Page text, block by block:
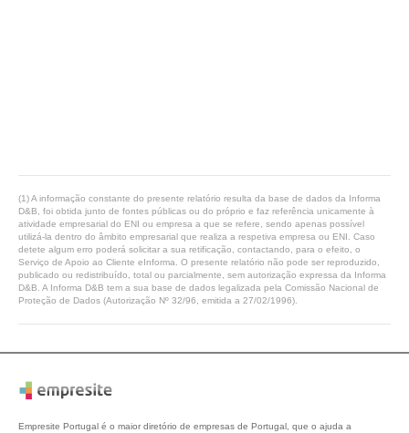
(1) A informação constante do presente relatório resulta da base de dados da Informa
D&B, foi obtida junto de fontes públicas ou do próprio e faz referência unicamente à
atividade empresarial do ENI ou empresa a que se refere, sendo apenas possível
utilizá-la dentro do âmbito empresarial que realiza a respetiva empresa ou ENI. Caso
detete algum erro poderá solicitar a sua retificação, contactando, para o efeito, o
Serviço de Apoio ao Cliente eInforma. O presente relatório não pode ser reproduzido,
publicado ou redistribuído, total ou parcialmente, sem autorização expressa da Informa
D&B. A Informa D&B tem a sua base de dados legalizada pela Comissão Nacional de
Proteção de Dados (Autorização Nº 32/96, emitida a 27/02/1996).
Empresite Portugal é o maior diretório de empresas de Portugal, que o ajuda a